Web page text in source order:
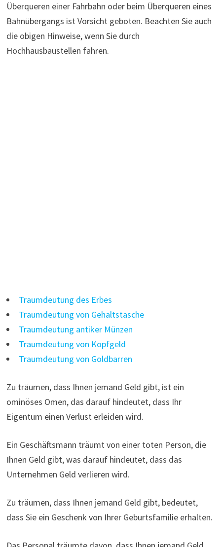
Überqueren einer Fahrbahn oder beim Überqueren eines
Bahnübergangs ist Vorsicht geboten. Beachten Sie auch
die obigen Hinweise, wenn Sie durch
Hochhausbaustellen fahren.
Traumdeutung des Erbes
Traumdeutung von Gehaltstasche
Traumdeutung antiker Münzen
Traumdeutung von Kopfgeld
Traumdeutung von Goldbarren
Zu träumen, dass Ihnen jemand Geld gibt, ist ein
ominöses Omen, das darauf hindeutet, dass Ihr
Eigentum einen Verlust erleiden wird.
Ein Geschäftsmann träumt von einer toten Person, die
Ihnen Geld gibt, was darauf hindeutet, dass das
Unternehmen Geld verlieren wird.
Zu träumen, dass Ihnen jemand Geld gibt, bedeutet,
dass Sie ein Geschenk von Ihrer Geburtsfamilie erhalten.